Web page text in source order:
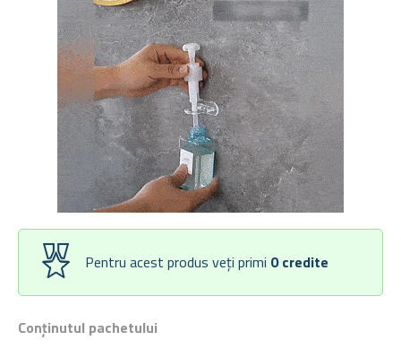
Conținutul pachetului
Pentru acest produs veți primi 0 credite